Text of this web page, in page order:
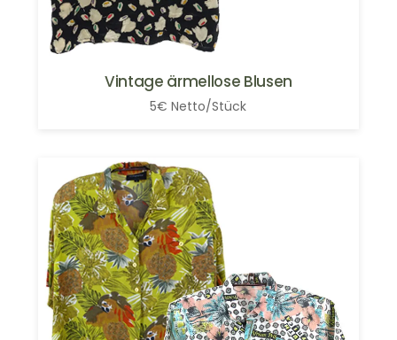
Vintage ärmellose Blusen
5€ Netto/Stück